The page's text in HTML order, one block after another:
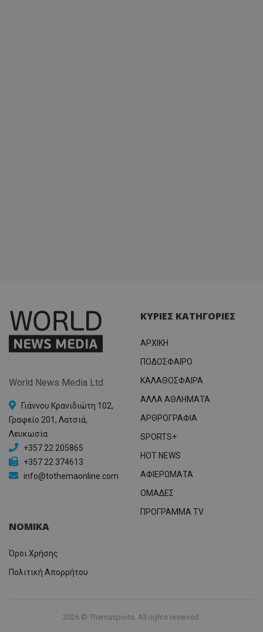
World News Media Ltd
Γιάννου Κρανιδιώτη 102,
Γραφείο 201, Λατσιά,
Λευκωσία
+357 22 205865
+357 22 374613
info@tothemaonline.com
ΚΥΡΙΕΣ ΚΑΤΗΓΟΡΙΕΣ
ΑΡΧΙΚΗ
ΠΟΔΟΣΦΑΙΡΟ
ΚΑΛΑΘΟΣΦΑΙΡΑ
ΑΛΛΑ ΑΘΛΗΜΑΤΑ
ΑΡΘΡΟΓΡΑΦΙΑ
SPORTS+
HOT NEWS
ΑΦΙΕΡΩΜΑΤΑ
ΟΜΑΔΕΣ
ΠΡΟΓΡΑΜΜΑ TV
ΝΟΜΙΚΑ
Όροι Χρήσης
Πολιτική Απορρήτου
2026 © Themasports. All rights reserved.